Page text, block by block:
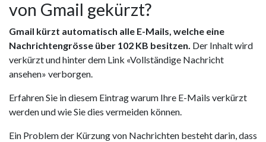
von Gmail gekürzt?
Gmail kürzt automatisch alle E-Mails, welche eine
Nachrichtengrösse über 102 KB besitzen. Der Inhalt wird
verkürzt und hinter dem Link «Vollständige Nachricht
ansehen» verborgen.
Erfahren Sie in diesem Eintrag warum Ihre E-Mails verkürzt
werden und wie Sie dies vermeiden können.
Ein Problem der Kürzung von Nachrichten besteht darin, dass